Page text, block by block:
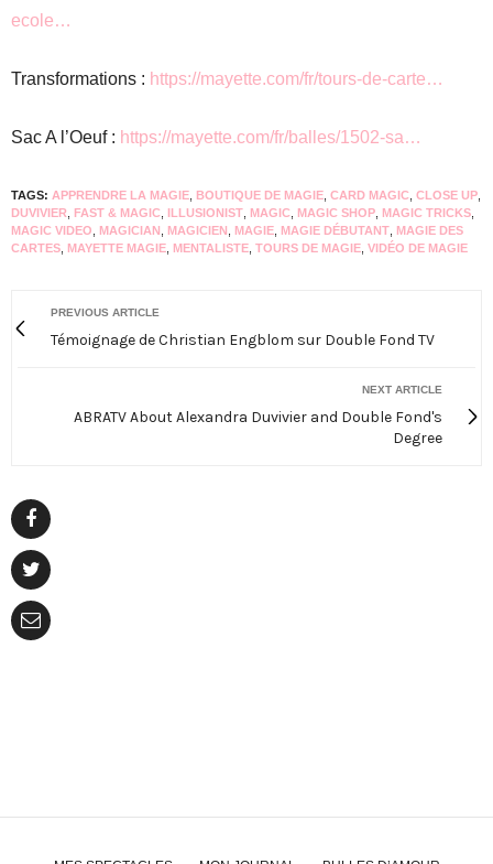
ecole…
Transformations : https://mayette.com/fr/tours-de-carte…
Sac A l’Oeuf : https://mayette.com/fr/balles/1502-sa…
TAGS: APPRENDRE LA MAGIE BOUTIQUE DE MAGIE CARD MAGIC CLOSE UP
DUVIVIER FAST & MAGIC ILLUSIONIST MAGIC MAGIC SHOP MAGIC TRICKS
MAGIC VIDEO
MAGICIAN MAGICIEN MAGIE MAGIE DÉBUTANT MAGIE DES
CARTES MAYETTE MAGIE MENTALISTE TOURS DE MAGIE VIDÉO DE MAGIE
PREVIOUS ARTICLE
Témoignage de Christian Engblom sur Double Fond TV
NEXT ARTICLE
ABRATV About Alexandra Duvivier and Double Fond's
Degree